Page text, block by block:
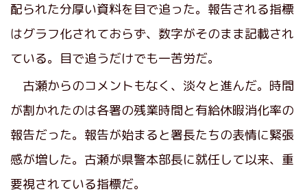
配られた分厚い資料を目で追った。報告される指標
はグラフ化されておらず、数字がそのまま記載され
ている。目で追うだけでも一苦労だ。
古瀬からのコメントもなく、淡々と進んだ。時間
が割かれたのは各署の残業時間と有給休暇消化率の
報告だった。報告が始まると署長たちの表情に緊張
感が増した。古瀬が県警本部長に就任して以来、重
要視されている指標だ。